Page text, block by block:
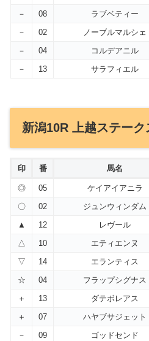
－ 08 ラブベティー
－
02 ノーブルマルシェ
－
04 コルデアニル
－
13 サラフィエル
新潟10R 上越ステーク
印 番 馬名
◎ 05 ケイアイアニラ
〇
02 ジュンウィンダム
▲
12 レヴール
△
10 エティエンヌ
▽
14 エランティス
☆
04 フラップシグナス
＋
13 ダテボレアス
＋
07 ハヤブサジェット
－
09 ゴッドセンド